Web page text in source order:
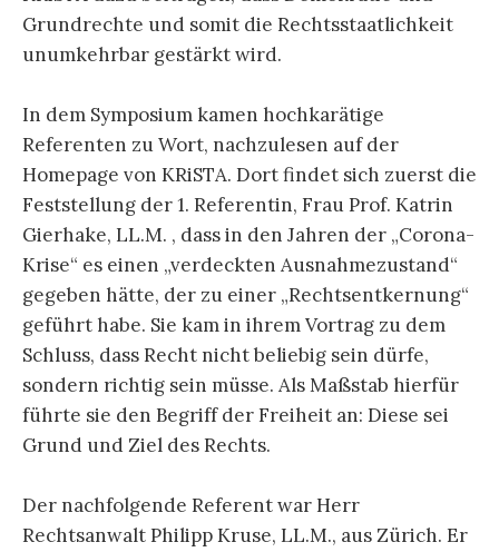
Grundrechte und somit die Rechtsstaatlichkeit
unumkehrbar gestärkt wird.
In dem Symposium kamen hochkarätige
Referenten zu Wort, nachzulesen auf der
Homepage von KRiSTA. Dort findet sich zuerst die
Feststellung der 1. Referentin, Frau Prof. Katrin
Gierhake, LL.M. , dass in den Jahren der „Corona-
Krise“ es einen „verdeckten Ausnahmezustand“
gegeben hätte, der zu einer „Rechtsentkernung“
geführt habe. Sie kam in ihrem Vortrag zu dem
Schluss, dass Recht nicht beliebig sein dürfe,
sondern richtig sein müsse. Als Maßstab hierfür
führte sie den Begriff der Freiheit an: Diese sei
Grund und Ziel des Rechts.
Der nachfolgende Referent war Herr
Rechtsanwalt Philipp Kruse, LL.M., aus Zürich. Er